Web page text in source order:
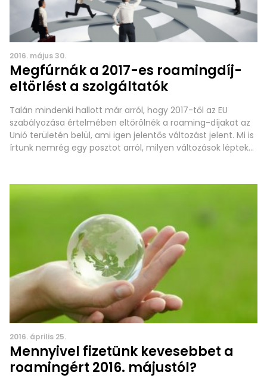
2016. május 30.
Megfúrnák a 2017-es roamingdíj-
eltörlést a szolgáltatók
Talán mindenki hallott már arról, hogy 2017-től az EU
szabályozása értelmében eltörölnék a roaming-díjakat az
Unió területén belül, ami igen jelentős változást jelent. Mi is
írtunk nemrég egy posztot arról, milyen változások léptek
kezdeményezhetnek hívást az EU területén
2016. április 25.
Mennyivel fizetünk kevesebbet a
roamingért 2016. májustól?